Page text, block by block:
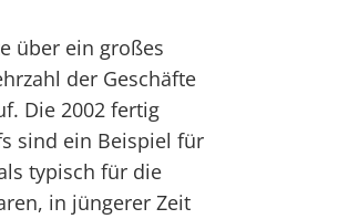
über ein großes
der Geschäfte
Die 2002 fertig
sind ein Beispiel für
typisch für die
in jüngerer Zeit